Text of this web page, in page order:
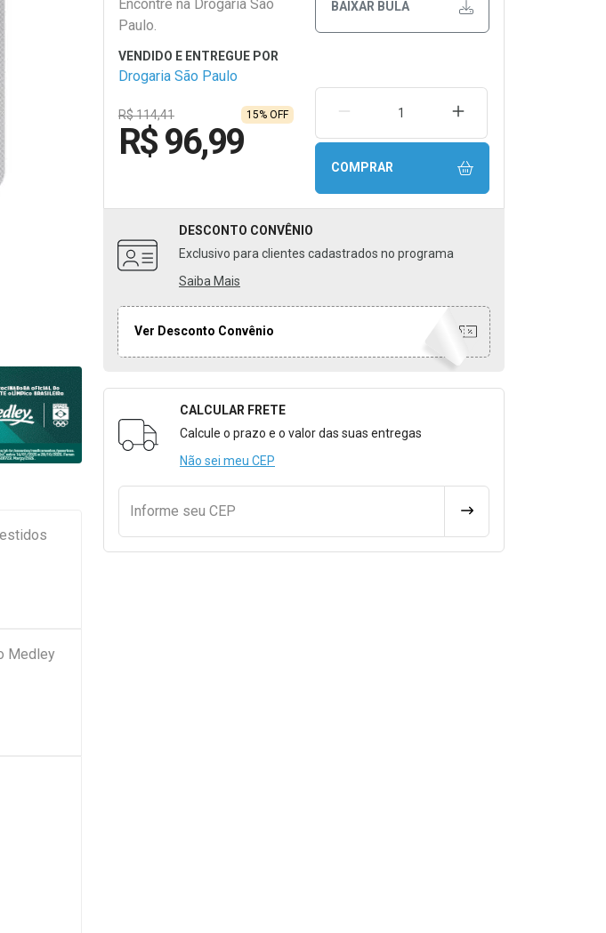
Encontre na Drogaria São
Paulo.
BAIXAR BULA
Drogaria São Paulo
R$ 114,41 15% OFF
R$ 96,99
REMOVER UMA UNIDADEAUMENTAR UMA
COMPRAR
DESCONTO CONVÊNIO
Exclusivo para clientes cadastrados no programa
Saiba Mais
Ver Desconto Convênio
Formulário para Calcular o Frete
CALCULAR FRETE
Calcule o prazo e o valor das suas entregas
Não sei meu CEP
Informe seu CEP CALCULAR FRETE
Medley